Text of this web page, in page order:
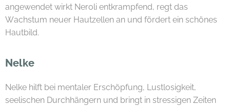
angewendet wirkt Neroli entkrampfend, regt das
Wachstum neuer Hautzellen an und fördert ein schönes
Hautbild.
Nelke
Nelke hilft bei mentaler Erschöpfung, Lustlosigkeit,
seelischen Durchhängern und bringt in stressigen Zeiten